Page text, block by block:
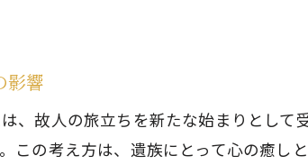
神道葬儀の祭壇と儀礼に込
神道葬儀における祭壇
影響
、故人の旅立ちを新たな始まりとし
この考え方は、遺族にとって心の癒し